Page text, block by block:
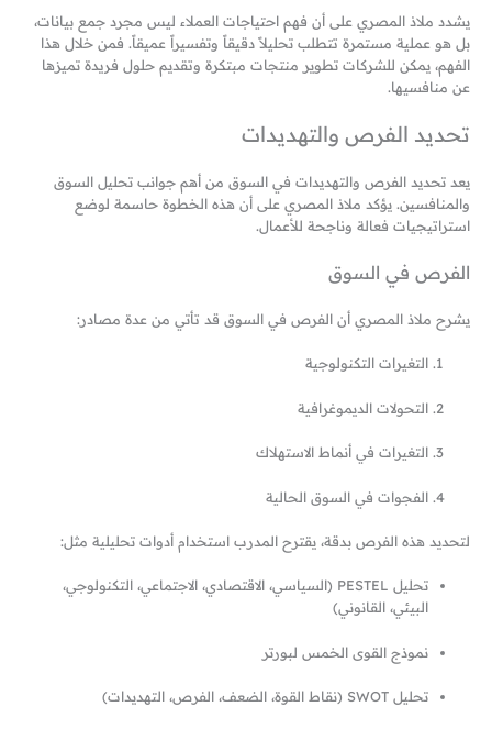
يشدد ملاذ المصري على أن فهم احتياجات العملاء ليس مجرد جمع بيانات،
بل هو عملية مستمرة تتطلب تحليلاً دقيقاً وتفسيراً عميقاً. فمن خلال هذا
الفهم، يمكن للشركات تطوير منتجات مبتكرة وتقديم حلول فريدة تميزها
عن منافسيها.
تحديد الفرص والتهديدات
يعد تحديد الفرص والتهديدات في السوق من أهم جوانب تحليل السوق
والمنافسين. يؤكد ملاذ المصري على أن هذه الخطوة حاسمة لوضع
استراتيجيات فعالة وناجحة للأعمال.
الفرص في السوق
يشرح ملاذ المصري أن الفرص في السوق قد تأتي من عدة مصادر:
التغيرات التكنولوجية
التحولات الديموغرافية
التغيرات في أنماط الاستهلاك
الفجوات في السوق الحالية
لتحديد هذه الفرص بدقة، يقترح المدرب استخدام أدوات تحليلية مثل:
تحليل PESTEL (السياسي، الاقتصادي، الاجتماعي، التكنولوجي،
البيئي، القانوني)
نموذج القوى الخمس لبورتر
تحليل SWOT (نقاط القوة، الضعف، الفرص، التهديدات)